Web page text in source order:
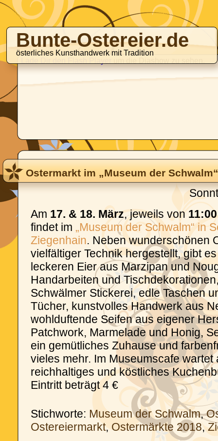
Bunte-Ostereier.de
österliches Kunsthandwerk mit Tradition
Ostermarkt im „Museum der
Am 17. & 18. März, jeweils von
findet im „Museum der Schwalm“ in
Ziegenhain. Neben wunderschönen
vielfältiger Technik hergestellt, gibt
leckeren Eier aus Marzipan und
Handarbeiten und
Schwälmer Stickerei, edle Taschen
Tücher, kunstvolles Handwerk aus
wohlduftende Seifen aus eigener
Patchwork, Marmelade und Honig,
ein gemütliches Zuhause und
vieles mehr. Im Museumscafe wartet
reichhaltiges und köstliches
Eintritt beträgt 4 €
Stichworte: Museum der Schwalm,
Ostereiermarkt, Ostermärkte 2018,